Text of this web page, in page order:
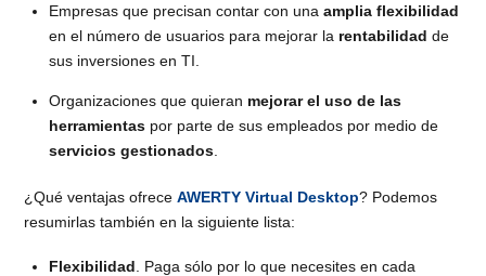
Empresas que precisan contar con una amplia flexibilidad
en el número de usuarios para mejorar la rentabilidad de
sus inversiones en TI.
Organizaciones que quieran mejorar el uso de las
herramientaspor parte de sus empleados por medio de
servicios gestionados.
¿Qué ventajas ofreceAWERTY Virtual Desktop? Podemos
resumirlas también en la siguiente lista:
Flexibilidad . Paga sólo por lo que necesites en cada